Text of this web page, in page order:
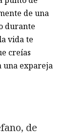
de una
durante
vida te
creías
una expareja
de